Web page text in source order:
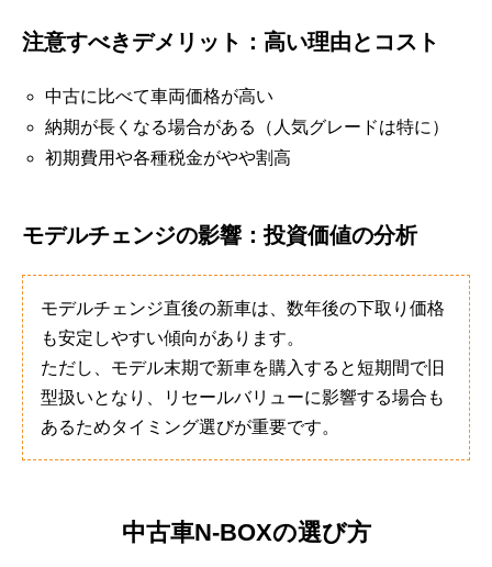
注意すべきデメリット：高い理由とコスト
中古に比べて車両価格が高い
納期が長くなる場合がある（人気グレードは特に）
初期費用や各種税金がやや割高
モデルチェンジの影響：投資価値の分析
モデルチェンジ直後の新車は、数年後の下取り価格
も安定しやすい傾向があります。
ただし、モデル末期で新車を購入すると短期間で旧
型扱いとなり、リセールバリューに影響する場合も
あるためタイミング選びが重要です。
中古車N-BOXの選び方